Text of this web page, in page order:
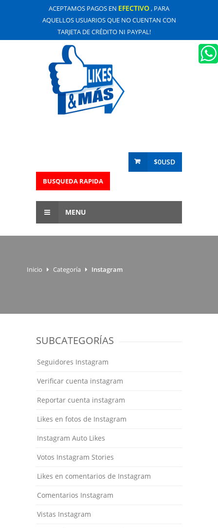
ACEPTAMOS PAGOS EN EFECTIVO, PARA
AQUELLOS USUARIOS QUE NO CUENTAN CON
TARJETA DE CRÉDITO NI PAYPAL!
$0USD
BUSQUEDA RAPIDA
MENU
Inicio Categoría Instagram
SUBCATEGORÍAS
Seguidores Instagram
Verificar cuenta instagram
Reportar cuenta instagram
Likes en fotos de Instagram
Instagram Auto Likes
Votos Instagram Stories
Likes en comentarios de Instagram
Comentarios Instagram
Vistas Instagram